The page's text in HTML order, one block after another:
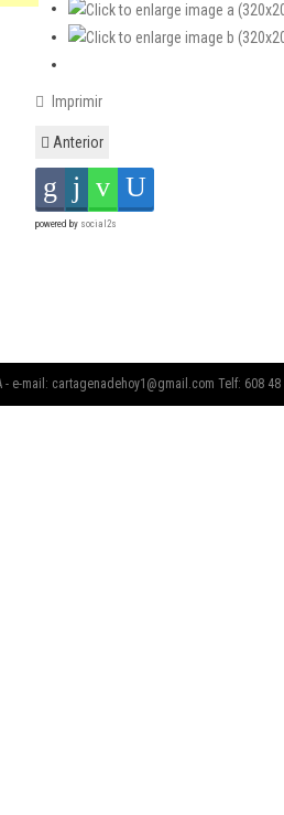
Imprimir
Anterior
powered by social2s
- e-mail: cartagenadehoy1@gmail.com Telf: 608 48